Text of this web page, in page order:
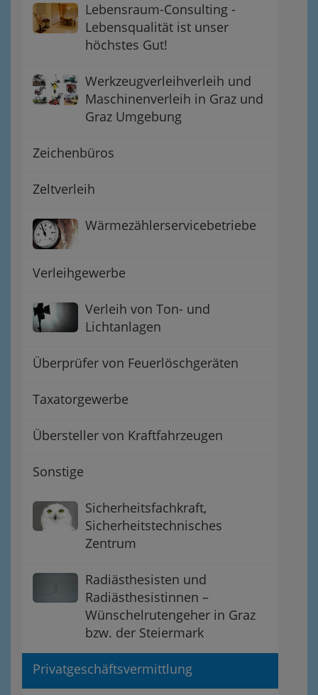
Lebensraum-Consulting -
Lebensqualität ist unser
höchstes Gut!
Werkzeugverleihverleih und
Maschinenverleih in Graz und
Graz Umgebung
Zeichenbüros
Zeltverleih
Wärmezählerservicebetriebe
Verleihgewerbe
Verleih von Ton- und
Lichtanlagen
Überprüfer von Feuerlöschgeräten
Taxatorgewerbe
Übersteller von Kraftfahrzeugen
Sonstige
Sicherheitsfachkraft,
Sicherheitstechnisches
Zentrum
Radiästhesisten und
Radiästhesistinnen –
Wünschelrutengeher in Graz
bzw. der Steiermark
Privatgeschäftsvermittlung